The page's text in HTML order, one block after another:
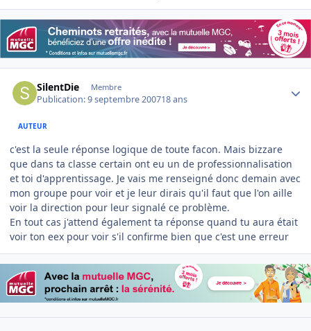
SilentDie Membre
Publication:9 septembre 200718 ans
AUTEUR
c'est la seule réponse logique de toute facon. Mais bizzare
que dans ta classe certain ont eu un de professionnalisation
et toi d'apprentissage. Je vais me renseigné donc demain avec
mon groupe pour voir et je leur dirais qu'il faut que l'on aille
voir la direction pour leur signalé ce problème.
En tout cas j'attend également ta réponse quand tu aura était
voir ton eex pour voir s'il confirme bien que c'est une erreur